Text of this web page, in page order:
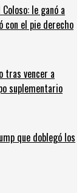
le ganó a
con el pie derecho
tras vencer a
suplementario
que doblegó los